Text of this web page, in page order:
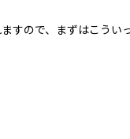
ので、まずはこうい